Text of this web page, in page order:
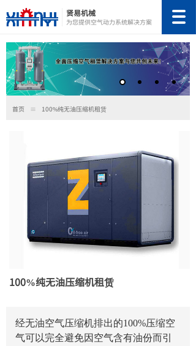
为您提供空气动力系统解决方案
贤易机械
首页 ≡ 100%纯无油压缩机租赁
100%纯无油压缩机租赁
经无油空气压缩机排出的100%压缩空
气可以完全避免因空气含有油份而引